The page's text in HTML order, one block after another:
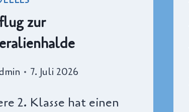
zur
7. Juli 2026
2. Klasse hat einen